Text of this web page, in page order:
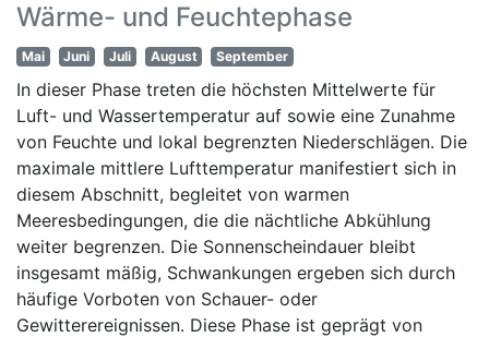
Wärme- und Feuchtephase
Mai Juni Juli August September
In dieser Phase treten die höchsten Mittelwerte für
Luft- und Wassertemperatur auf sowie eine Zunahme
von Feuchte und lokal begrenzten Niederschlägen. Die
maximale mittlere Lufttemperatur manifestiert sich in
diesem Abschnitt, begleitet von warmen
Meeresbedingungen, die die nächtliche Abkühlung
weiter begrenzen. Die Sonnenscheindauer bleibt
insgesamt mäßig, Schwankungen ergeben sich durch
häufige Vorboten von Schauer- oder
Gewitterereignissen. Diese Phase ist geprägt von